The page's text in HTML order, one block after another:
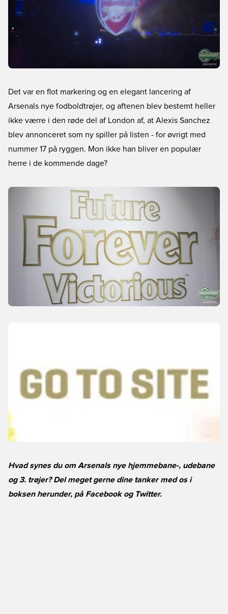
Det var en flot markering og en elegant lancering af
Arsenals nye fodboldtrøjer, og aftenen blev bestemt heller
ikke værre i den røde del af London af, at Alexis Sanchez
blev annonceret som ny spiller på listen - for øvrigt med
nummer 17 på ryggen. Mon ikke han bliver en populær
herre i de kommende dage?
Hvad synes du om Arsenals nye hjemmebane-, udebane
og 3. trøjer? Del meget gerne dine tanker med os i
boksen herunder, på Facebook og Twitter.